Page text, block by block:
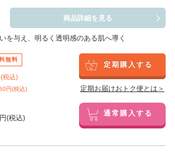
商品詳細を見る
を与え、明るく透明感のある肌へ導く
無料
税込)
円(税込)
定期購入する
定期お届けおトク便とは＞
円(税込) 通常購入する